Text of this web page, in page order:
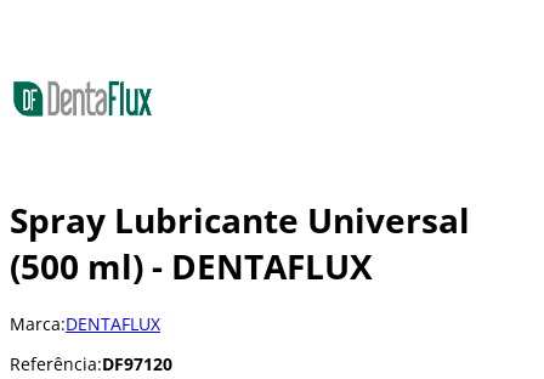
Spray Lubricante Universal
(500 ml) - DENTAFLUX
Marca:DENTAFLUX
Referência:DF97120